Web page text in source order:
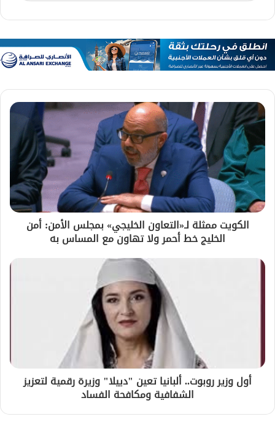
الكويت ممثلة لـ«التعاون الخليجي» بمجلس الأمن: أمن
الخليج خط أحمر ولا تهاون مع المساس به
أول وزير روبوت.. ألبانيا تعين "دييلا" وزيرة رقمية لتعزيز
الشفافية ومكافحة الفساد